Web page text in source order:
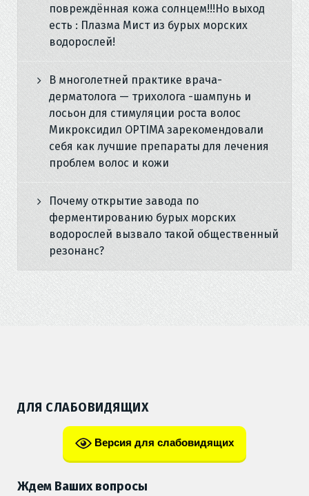
повреждённая кожа солнцем!!!Но выход
есть : Плазма Мист из бурых морских
водорослей!
В многолетней практике врача-
дерматолога — трихолога -шампунь и
лосьон для стимуляции роста волос
Микроксидил OPTIMA зарекомендовали
себя как лучшие препараты для лечения
проблем волос и кожи
Почему открытие завода по
ферментированию бурых морских
водорослей вызвало такой общественный
резонанс?
ДЛЯ СЛАБОВИДЯЩИХ
Версия для слабовидящих
Ждем Ваших вопросы